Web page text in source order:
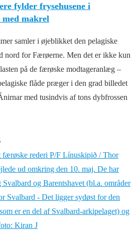
fylder frysehusene i
makrel
samler i øjeblikket den pelagiske
nord for Færøerne. Men det er ikke kun
på de færøske modtageranlæg –
flåde præger i den grad billedet
med tusindvis af tons dybfrossen